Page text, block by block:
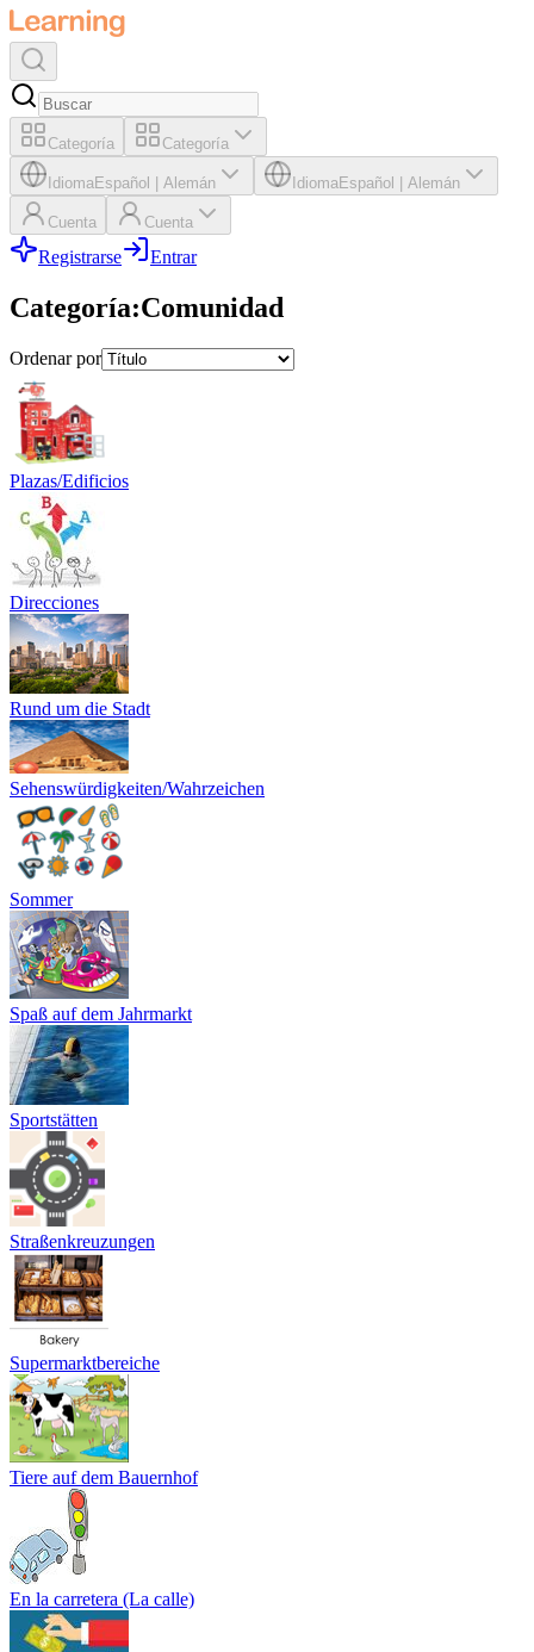
Categoría Categoría
IdiomaEspañol Alemán IdiomaEspañol Alemán
Cuenta Cuenta
Registrarse Entrar
Categoría:Comunidad
Ordenar por
Plazas/Edificios
Direcciones
Rund um die Stadt
Sehenswürdigkeiten/Wahrzeichen
Sommer
Spaß auf dem Jahrmarkt
Sportstätten
Straßenkreuzungen
Supermarktbereiche
Tiere auf dem Bauernhof
En la carretera (La calle)